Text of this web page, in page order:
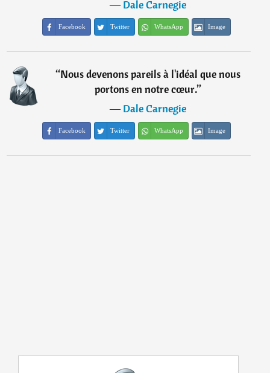
―Dale Carnegie
Facebook Twitter WhatsApp Image
“Nous devenons pareils à l'idéal que nous
portons en notre cœur.”
―Dale Carnegie
Facebook Twitter WhatsApp Image